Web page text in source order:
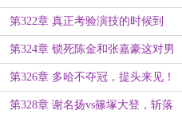
让人意难平的吗？
第322章 真正考验演技的时候到
了！
第324章 锁死陈金和张嘉豪这对男
双组合！
第326章 多哈不夺冠，提头来见！
第328章 谢名扬vs篠塚大登，斩落